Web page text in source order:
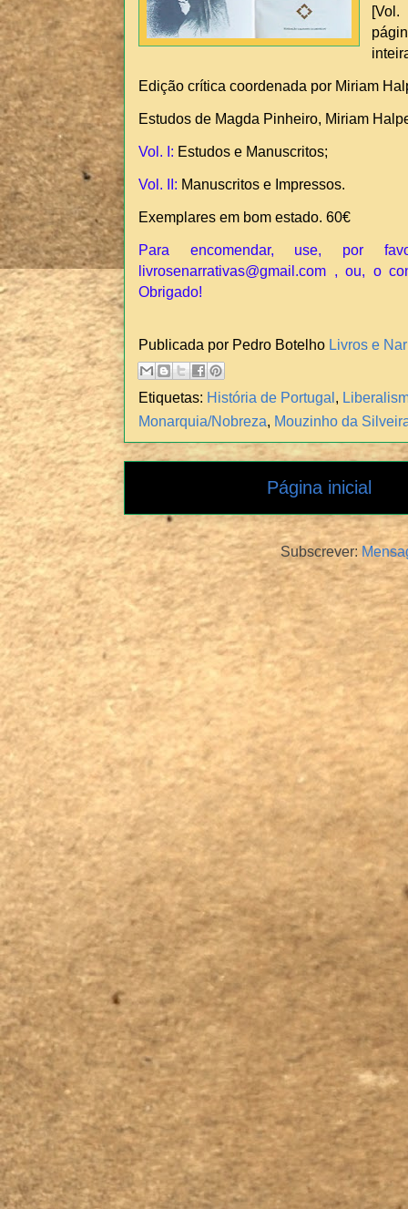
Edição crítica coordenada por Miriam
Estudos de Magda Pinheiro, Miriam
Vol. I: Estudos e Manuscritos;
Vol. II: Manuscritos e Impressos.
Exemplares em bom estado. 60€
Para encomendar, use, por
livrosenarrativas@gmail.com , ou, o
Obrigado!
Publicada por Pedro Botelho Livros e
Etiquetas: História de Portugal,
Monarquia/Nobreza, Mouzinho da
Página inicial
Subscrever: